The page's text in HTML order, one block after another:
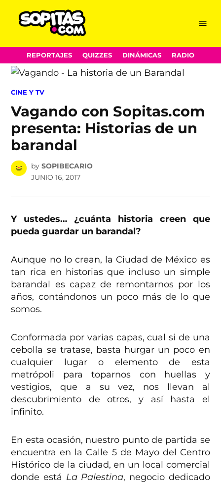
Skip
to
content
Menu
REPORTAJES QUIZZES DINÁMICAS RADIO
POSTED
CINE Y TV
Vagando con Sopitas.com
presenta: Historias de un
barandal
by SOPIBECARIO
JUNIO 16, 2017
Y ustedes… ¿cuánta historia creen que
pueda guardar un barandal?
Aunque no lo crean, la Ciudad de México es
tan rica en historias que incluso un simple
barandal es capaz de remontarnos por los
años, contándonos un poco más de lo que
somos.
Conformada por varias capas, cual si de una
cebolla se tratase, basta hurgar un poco en
cualquier lugar o elemento de esta
metrópoli para toparnos con huellas y
vestigios, que a su vez, nos llevan al
descubrimiento de otros, y así hasta el
infinito.
En esta ocasión, nuestro punto de partida se
encuentra en la Calle 5 de Mayo del Centro
Histórico de la ciudad, en un local comercial
donde está La Palestina, negocio dedicado